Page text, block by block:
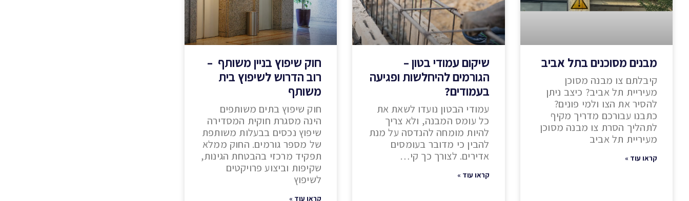
מבנים מסוכנים בתל אביב
קיבלתם צו מבנה מסוכן
מעיריית תל אביב? כיצב ניתן
להסיר את הצו ולמי פונים?
כתבנו עבורכם מדריך מקיף
לתהליך הסרת צו מבנה מסוכן
מעיריית תל אביב
קראו עוד »
שיקום עמודי בטון –
הגורמים להיחלשות ופגיעה
בעמודים?
עמודי הבטון נועדו לשאת את
כל עומס המבנה, ולא צריך
להיות מומחה להנדסה על מנת
להבין כי מדובר בעומסים
אדירים. לצורך כך קי…
קראו עוד »
חוק שיפוץ בניין משותף –
רוב הדרוש לשיפוץ בית
משותף
חוק שיפוץ בתים משותפים
הינה מסגרת חוקית המסדירה
שיפוץ נכסים בבעלות משותפת
של מספר גורמים. החוק ממלא
תפקיד מרכזי בהבטחת הגינות,
שקיפות וביצוע פרויקטים
לשיפוץ
קראו עוד »